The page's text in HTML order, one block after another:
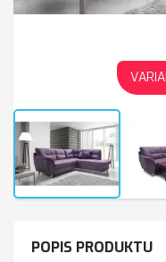
POPIS PRODUKTU